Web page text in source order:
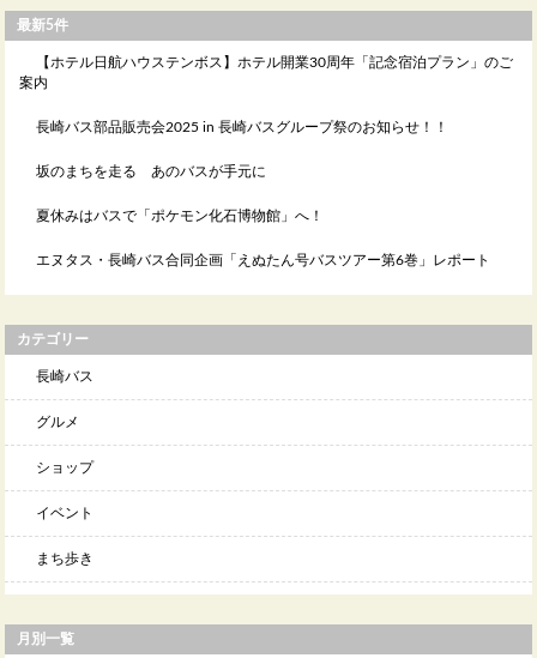
最新5件
【ホテル日航ハウステンボス】ホテル開業30周年「記念宿泊プラン」のご
案内
長崎バス部品販売会2025 in 長崎バスグループ祭のお知らせ！！
坂のまちを走る あのバスが手元に
夏休みはバスで「ポケモン化石博物館」へ！
エヌタス・長崎バス合同企画「えぬたん号バスツアー第6巻」レポート
カテゴリー
長崎バス
グルメ
ショップ
イベント
まち歩き
月別一覧